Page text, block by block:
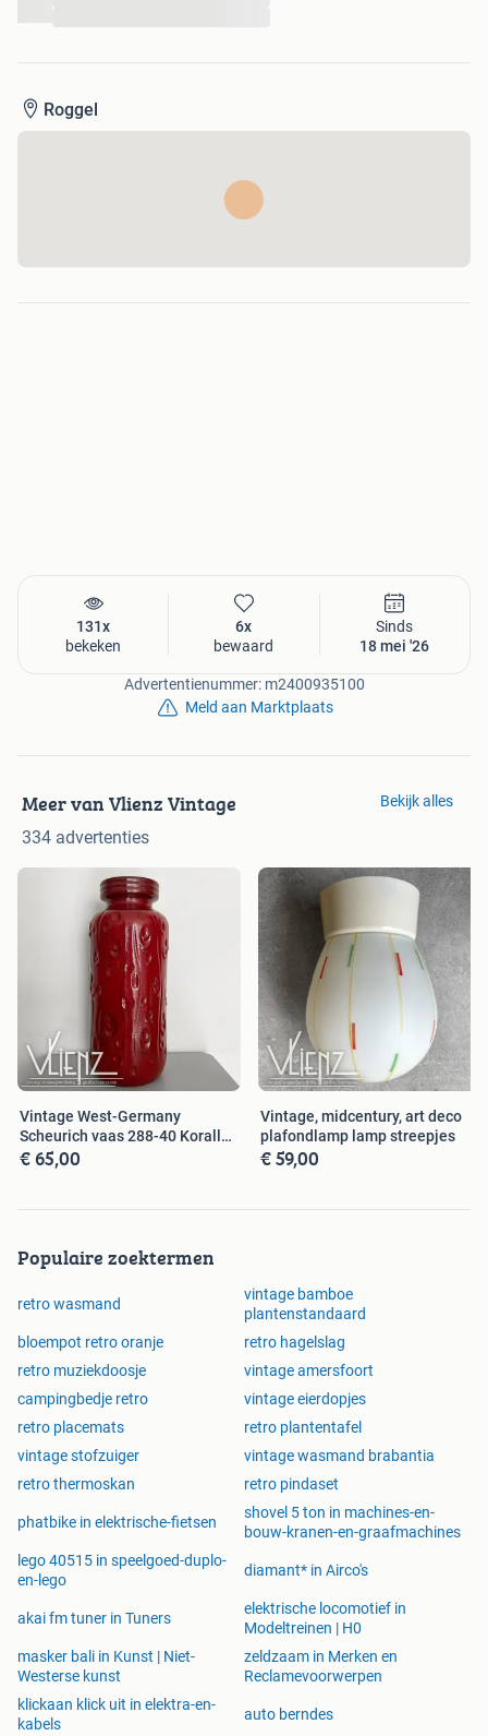
Roggel
131x
bekeken
6x
bewaard
Sinds
18 mei '26
Advertentienummer: m2400935100
Meld aan Marktplaats
Meer van Vlienz Vintage
334 advertenties
Bekijk alles
Vintage West-Germany
Scheurich vaas 288-40 Koralle
rood
€ 65,00
Vintage, midcentury, art deco
plafondlamp lamp streepjes
€ 59,00
Populaire zoektermen
retro wasmand
vintage bamboe
plantenstandaard
bloempot retro oranje
retro hagelslag
retro muziekdoosje
vintage amersfoort
campingbedje retro
vintage eierdopjes
retro placemats
retro plantentafel
vintage stofzuiger
vintage wasmand brabantia
retro thermoskan
retro pindaset
phatbike in elektrische-fietsen
shovel 5 ton in machines-en-
bouw-kranen-en-graafmachines
lego 40515 in speelgoed-duplo-
en-lego
diamant* in Airco's
akai fm tuner in Tuners
elektrische locomotief in
Modeltreinen | H0
masker bali in Kunst | Niet-
Westerse kunst
zeldzaam in Merken en
Reclamevoorwerpen
klickaan klick uit in elektra-en-
kabels
auto berndes